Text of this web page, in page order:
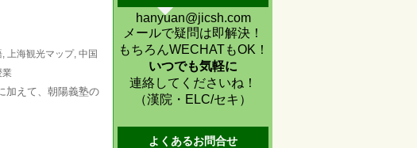
, 上海観光マップ, 中国
業
加えて、朝陽義塾の
hanyuan@jicsh.com
メールで疑問は即解決！
もちろんWECHATもOK！
いつでも気軽に
連絡してくださいね！
（漢院・ELC/セキ）
よくあるお問合せ